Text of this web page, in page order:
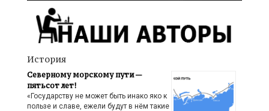
История
Северному морскому пути —
пятьсот лет!
«Государству не может быть инако яко к
пользе и славе, ежели будут в нём такие